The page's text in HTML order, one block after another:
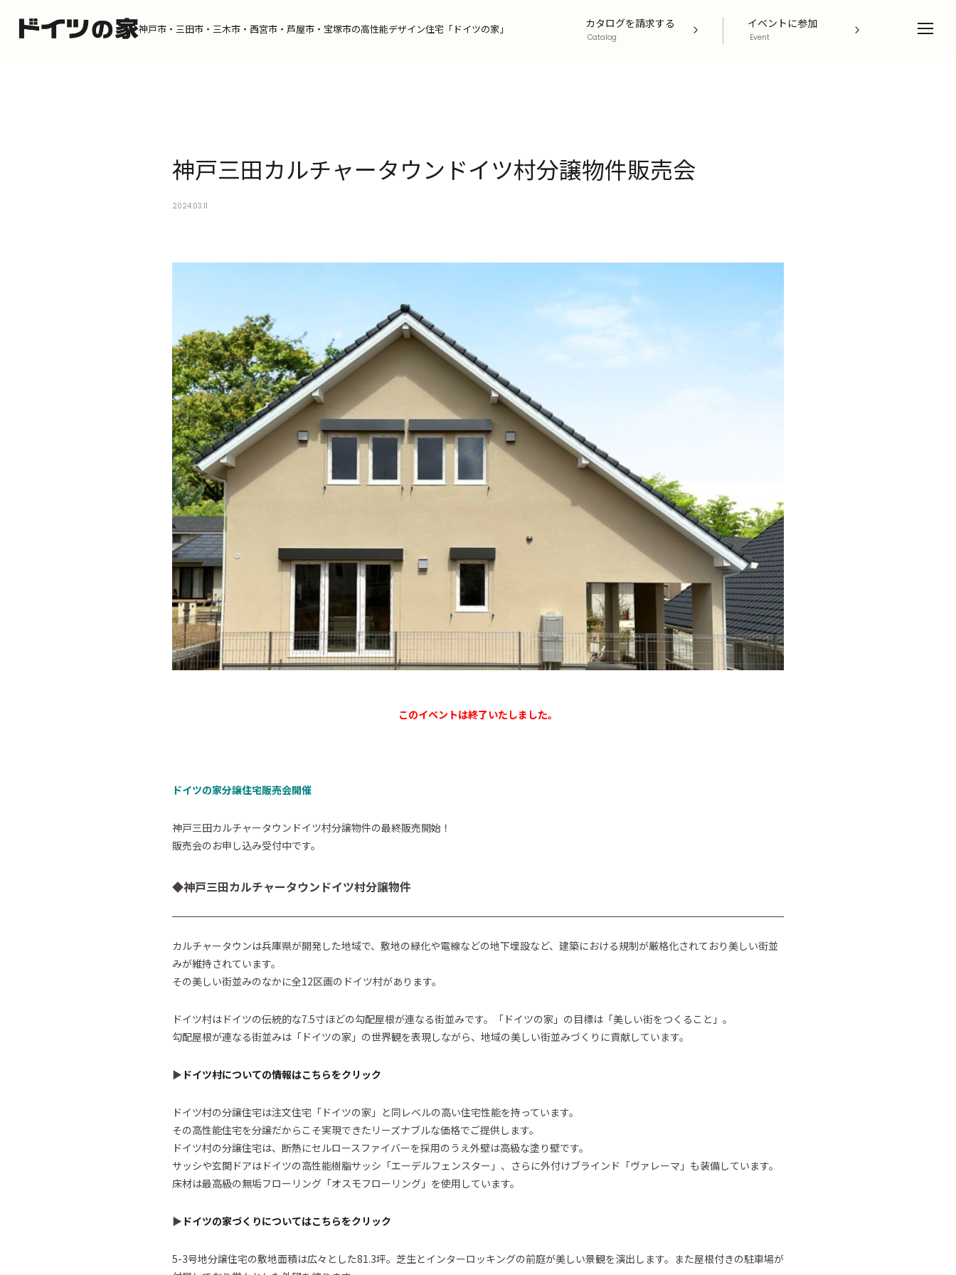
神戸市・三田市・三木市・ 西宮市・芦屋市・宝塚市の高性能デザイン住宅「ドイツの家」 カタログを請求する
Catalog
イベントに参加
Event
デザインコンセプト
Dialog
イベント・お知らせ
Architect Introduction
建築家紹介
神戸三田カルチャータウンドイツ村分譲物件販売会
2024.03.11
このイベントは終了いたしました。
ドイツの家分譲住宅販売会開催
神戸三田カルチャータウンドイツ村分譲物件の最終販売開始！
販売会のお申し込み受付中です。
◆神戸三田カルチャータウンドイツ村分譲物件
カルチャータウンは兵庫県が開発した地域で、敷地の緑化や電線などの地下埋設など、建築における規制が厳格化されており美しい街並
みが維持されています。
その美しい街並みのなかに全12区画のドイツ村があります。
ドイツ村はドイツの伝統的な7.5寸ほどの勾配屋根が連なる街並みです。「ドイツの家」の目標は「美しい街をつくること」。
勾配屋根が連なる街並みは「ドイツの家」の世界観を表現しながら、地域の美しい街並みづくりに貢献しています。
▶︎ ドイツ村についての情報はこちらをクリック
ドイツ村の分譲住宅は注文住宅「ドイツの家」と同レベルの高い住宅性能を持っています。
その高性能住宅を分譲だからこそ実現できたリーズナブルな価格でご提供します。
ドイツ村の分譲住宅は、断熱にセルロースファイバーを採用のうえ外壁は高級な塗り壁です。
サッシや玄関ドアはドイツの高性能樹脂サッシ「エーデルフェンスター」、さらに外付けブラインド「ヴァレーマ」も装備しています。
床材は最高級の無垢フローリング「オスモフローリング」を使用しています。
▶︎ ドイツの家づくりについてはこちらをクリック
5-3号地分譲住宅の敷地面積は広々とした81.3坪。芝生とインターロッキングの前庭が美しい景観を演出します。また屋根付きの駐車場が